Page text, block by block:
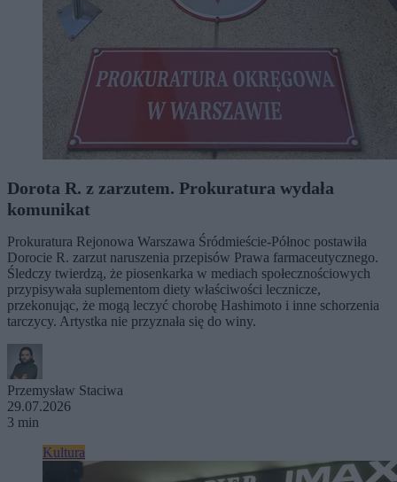
Dorota R. z zarzutem. Prokuratura wydała
komunikat
Prokuratura Rejonowa Warszawa Śródmieście-Północ postawiła
Dorocie R. zarzut naruszenia przepisów Prawa farmaceutycznego.
Śledczy twierdzą, że piosenkarka w mediach społecznościowych
przypisywała suplementom diety właściwości lecznicze,
przekonując, że mogą leczyć chorobę Hashimoto i inne schorzenia
tarczycy. Artystka nie przyznała się do winy.
Przemysław Staciwa
29.07.2026
3 min
Kultura